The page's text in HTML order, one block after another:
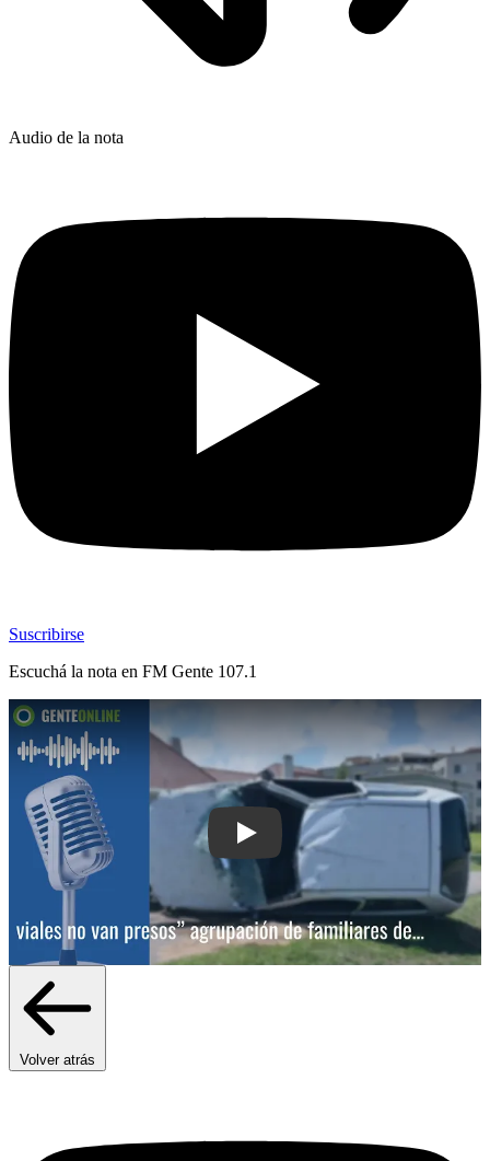
Audio de la nota
Suscribirse
Escuchá la nota en FM Gente 107.1
Play: “El 99% de los que cometen
Volver atrás